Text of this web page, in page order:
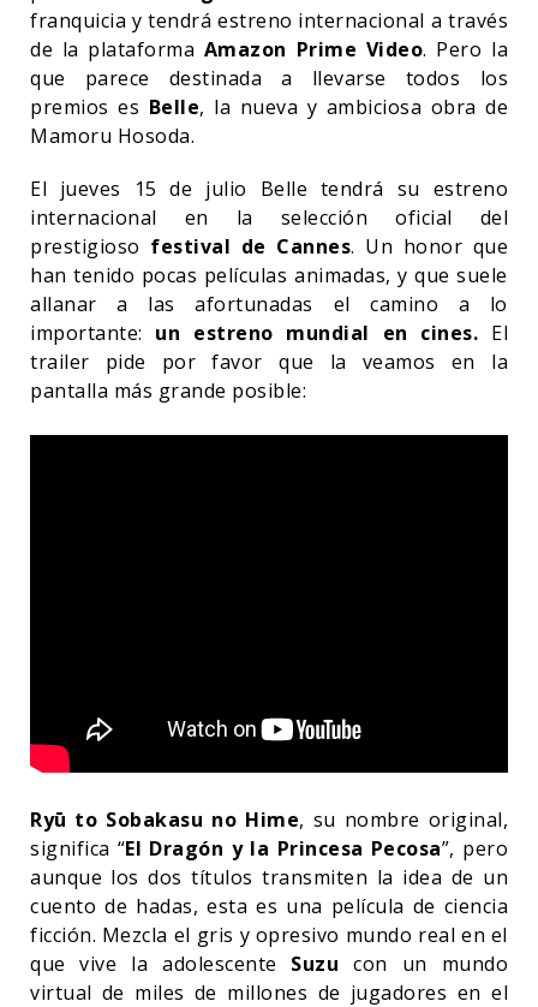
franquicia y tendrá estreno internacional a través
de la plataforma Amazon Prime Video. Pero la
que parece destinada a llevarse todos los
premios es Belle, la nueva y ambiciosa obra de
Mamoru Hosoda.
El jueves 15 de julio Belle tendrá su estreno
internacional en la selección oficial del
prestigioso festival de Cannes. Un honor que
han tenido pocas películas animadas, y que suele
allanar a las afortunadas el camino a lo
importante: un estreno mundial en cines. El
trailer pide por favor que la veamos en la
pantalla más grande posible:
Ryū to Sobakasu no Hime, su nombre original,
significa “El Dragón y la Princesa Pecosa”, pero
aunque los dos títulos transmiten la idea de un
cuento de hadas, esta es una película de ciencia
ficción. Mezcla el gris y opresivo mundo real en el
que vive la adolescente Suzucon un mundo
virtual de miles de millones de jugadores en el